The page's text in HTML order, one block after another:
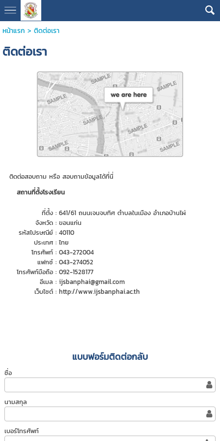
หน้าแรก > ติดต่อเรา
ติดต่อเรา
ติดต่อสอบถาม หรือ สอบถามข้อมูลได้ที่นี่
สถานที่ตั้งโรงเรียน
ที่ตั้ง :641/61 ถนนเจนจบทิศ ตำบลในเมือง อำเภอบ้านไผ่
จังหวัด :ขอนแก่น
รหัสไปรษณีย์ :40110
ประเทศ :ไทย
โทรศัพท์ :043-272004
แฟกซ์ :043-274052
โทรศัพท์มือถือ :092-1528177
อีเมล :ijsbanphai@gmail.com
เว็บไซต์ :http://www.ijsbanphai.ac.th
แบบฟอร์มติดต่อกลับ
ชื่อ
นามสกุล
เบอร์โทรศัพท์